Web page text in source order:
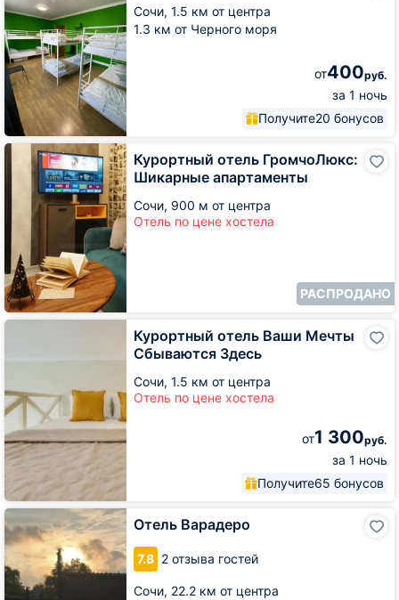
Сочи, 1.5 км от центра
1.3 км от Черного моря
от400руб.
за 1 ночь
Получите20 бонусов
Курортный отель ГромчоЛюкс:
Шикарные апартаменты
Сочи, 900 м от центра
Отель по цене хостела
РАСПРОДАНО
Курортный
ГромчоЛюкс:
Шикарные
апартаменты
Курортный отель Ваши Мечты
Сбываются Здесь
Сочи, 1.5 км от центра
Отель по цене хостела
от1 300руб.
за 1 ночь
Получите65 бонусов
Курортный
Сбываются
Здесь
Отель Варадеро
7.8 2 отзыва гостей
Сочи, 22.2 км от центра
Отель
Варадеро